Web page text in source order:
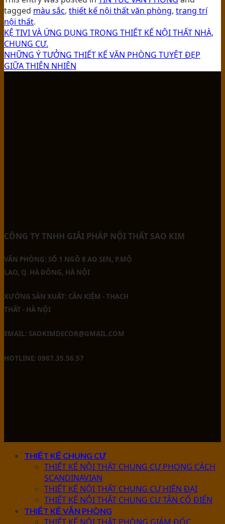
tagged màu sắc, thiết kế nội thất văn phòng, trang trí
nội thất.
KỆ TIVI VÀ ỨNG DỤNG TRONG THIẾT KẾ NỘI THẤT NHÀ,
CHUNG CƯ.
NHỮNG Ý TƯỞNG THIẾT KẾ VĂN PHÒNG TUYỆT ĐẸP
GIỮA THIÊN NHIÊN
CÔNG TY TNHH GIẢI PHÁP NỘI THẤT SAO KIM
VĂN PHÒNG: SỐ 1 NGÕ 8 AO SEN, P.MỘ
LAO, Q. HÀ ĐÔNG, HÀ NỘI
XƯỞNG SẢN XUẤT: CẦN KIỆM - THẠCH
THẤT - HÀ NỘI
EMAIL: SAOKIMDECOR@GMAIL.COM
HOTLINE: 0987.35.56.57
THIẾT KẾ CHUNG CƯ
THIẾT KẾ NỘI THẤT CHUNG CƯ PHONG CÁCH
SCANDINAVIAN
THIẾT KẾ NỘI THẤT CHUNG CƯ HIỆN ĐẠI
THIẾT KẾ NỘI THẤT CHUNG CƯ TÂN CỔ ĐIỂN
THIẾT KẾ VĂN PHÒNG